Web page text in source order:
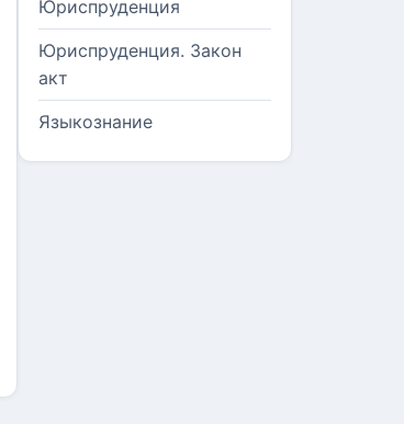
Юриспруденция
Юриспруденция. Закон
акт
Языкознание